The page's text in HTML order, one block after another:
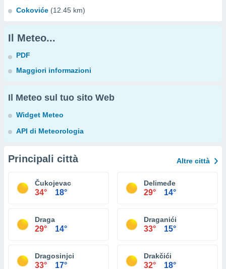
Cokoviće (12.45 km)
Il Meteo...
PDF
Maggiori informazioni
Il Meteo sul tuo sito Web
Widget Meteo
API di Meteorologia
Principali città Altre città
Čukojevac
34° 18°
Delimeđe
29° 14°
Draga
29° 14°
Draganići
33° 15°
Dragosinjci
33° 17°
Drakčići
32° 18°